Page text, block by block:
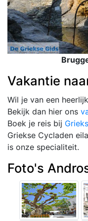
Vakantie
Wil je van een
Bekijk dan hier ons
Boek je reis bij
Griekse Cycladen
is onze specialiteit.
Foto's